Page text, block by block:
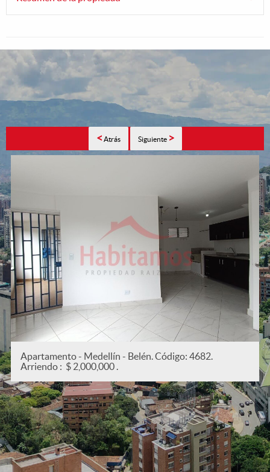
< Atrás Siguiente >
Apartamento - Medellín - San Joaquín.
Arriendo : $ 2,200,000 .